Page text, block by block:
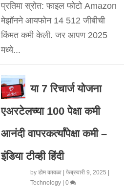
प्रतिमा स्रोत: फाइल फोटो Amazon
मेझॉनने आयफोन 14 512 जीबीची
किंमत कमी केली. जर आपण 2025
मध्ये...
या 7 रिचार्ज योजना
एअरटेलच्या 100 पेक्षा कमी
आनंदी वापरकर्त्यांपेक्षा कमी –
इंडिया टीव्ही हिंदी
by डोम कावळा| फेब्रुवारी 9, 2025
Technology| 0